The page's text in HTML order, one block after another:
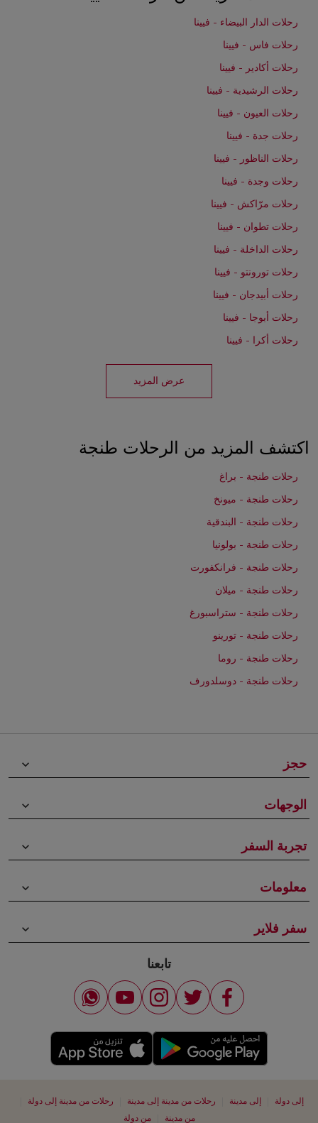
رحلات الدار البيضاء - فيينا
رحلات فاس - فيينا
رحلات أكادير - فيينا
رحلات الرشيدية - فيينا
رحلات العيون - فيينا
رحلات جدة - فيينا
رحلات الناظور - فيينا
رحلات وجدة - فيينا
رحلات مرّاكش - فيينا
رحلات تطوان - فيينا
رحلات الداخلة - فيينا
رحلات تورونتو - فيينا
رحلات أبيدجان - فيينا
رحلات أبوجا - فيينا
رحلات أكرا - فيينا
عرض المزيد
اكتشف المزيد من الرحلات طنجة
رحلات طنجة - براغ
رحلات طنجة - ميونخ
رحلات طنجة - البندقية
رحلات طنجة - بولونيا
رحلات طنجة - فرانكفورت
رحلات طنجة - ميلان
رحلات طنجة - ستراسبورغ
رحلات طنجة - تورينو
رحلات طنجة - روما
رحلات طنجة - دوسلدورف
حجز keyboard_arrow_down
الوجهات keyboard_arrow_down
تجربة السفر keyboard_arrow_down
معلومات keyboard_arrow_down
سفر فلاير keyboard_arrow_down
تابعنا
إلى دولة إلى مدينة رحلات من مدينة إلى مدينة رحلات من مدينة إلى دولة
من مدينة
من دولة